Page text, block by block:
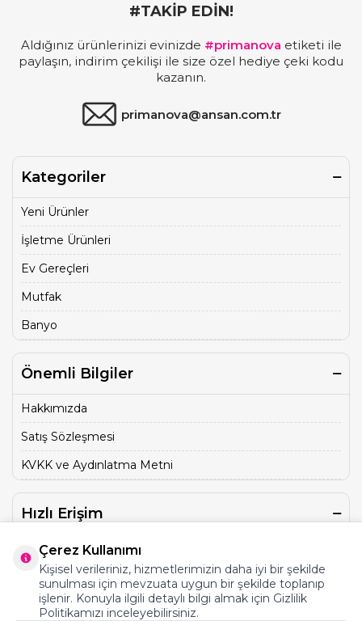
#TAKİP EDİN!
Aldığınız ürünlerinizi evinizde #primanova etiketi ile
paylaşın, indirim çekilişi ile size özel hediye çeki kodu
kazanın.
primanova@ansan.com.tr
Kategoriler
Yeni Ürünler
İşletme Ürünleri
Ev Gereçleri
Mutfak
Banyo
Önemli Bilgiler
Hakkımızda
Satış Sözleşmesi
KVKK ve Aydınlatma Metni
Hızlı Erişim
Üye Kayıt
İletişim
Sepet
Çerez Kullanımı
Kişisel verileriniz, hizmetlerimizin daha iyi bir şekilde
sunulması için mevzuata uygun bir şekilde toplanıp
işlenir. Konuyla ilgili detaylı bilgi almak için Gizlilik
Politikamızı inceleyebilirsiniz.